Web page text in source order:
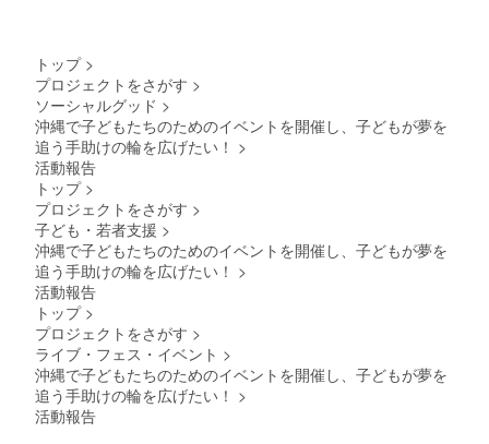
す。沖
（11月
投稿予
演者か
らのお
たしま
れるお
名前を
り終了
後に
トップ >
プロジェクトをさがす >
ソーシャルグッド >
沖縄で子どもたちのためのイベントを開催し、子どもが夢を
追う手助けの輪を広げたい！ >
活動報告
トップ >
プロジェクトをさがす >
子ども・若者支援 >
沖縄で子どもたちのためのイベントを開催し、子どもが夢を
追う手助けの輪を広げたい！ >
活動報告
トップ >
プロジェクトをさがす >
ライブ・フェス・イベント >
沖縄で子どもたちのためのイベントを開催し、子どもが夢を
追う手助けの輪を広げたい！ >
活動報告